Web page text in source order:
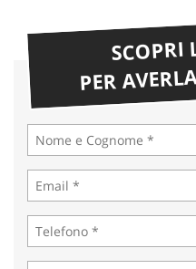
SCOPRI
PER